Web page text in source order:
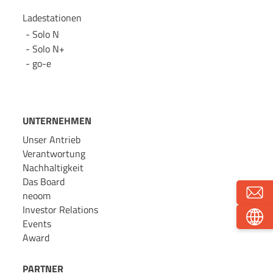
Ladestationen
Solo N
Solo N+
go-e
UNTERNEHMEN
Unser Antrieb
Verantwortung
Nachhaltigkeit
Das Board
neoom
Investor Relations
Events
Award
PARTNER